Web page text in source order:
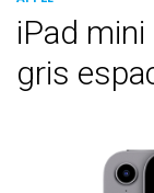
iPad mini
gris